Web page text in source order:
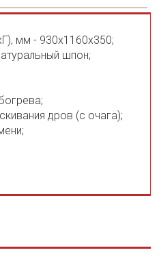
мм - 930х1160х350;
шпон;
дров (с очага);